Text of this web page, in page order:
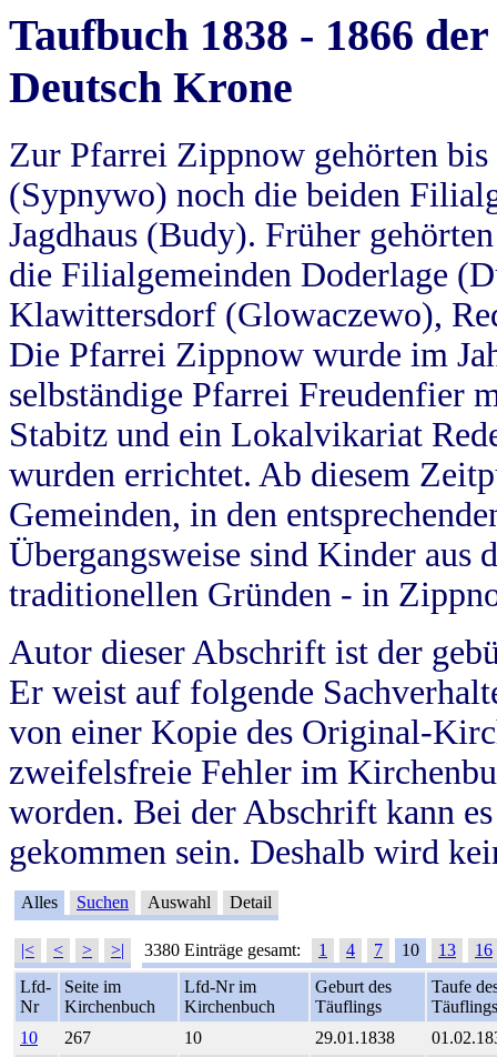
Taufbuch 1838 - 1866
Deutsch Krone
Zur Pfarrei Zippnow gehörten
(Sypnywo) noch die beiden
Jagdhaus (Budy). Früher
die Filialgemeinden Doderlage
Klawittersdorf (Glowaczewo),
Die Pfarrei Zippnow wurde im
selbständige Pfarrei Freudenfier
Stabitz und ein Lokalvikariat
wurden errichtet. Ab diesem
Gemeinden, in den
Übergangsweise sind Kinder aus
traditionellen Gründen - in
Autor dieser Abschrift ist der
Er weist auf folgende
von einer Kopie des Original-
zweifelsfreie Fehler im
worden. Bei der Abschrift kann
gekommen sein. Deshalb wird
Alles Suchen Auswahl Detail
|< < > >| 3380 Einträge gesamt: 1 4 7 10 13
16
Lfd-
Nr
Seite im
Kirchenbuch
Lfd-Nr im
Kirchenbuch
Geburt des
Täuflings
Taufe
Täuflings
10
267 10 29.01.1838